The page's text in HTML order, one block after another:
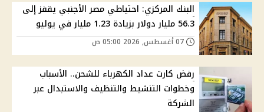
البنك المركزي: احتياطي مصر الأجنبي يقفز إلى
56.3 مليار دولار بزيادة 1.23 مليار في يوليو
رفض كارت عداد الكهرباء للشحن.. الأسباب
وخطوات التنشيط والتنظيف والاستبدال عبر
الشركة